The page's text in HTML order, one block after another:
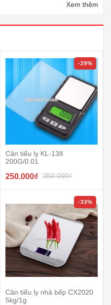
Xem thêm
-29%
Cân tiểu ly KL-138
200G/0.01
250.000₫ 350.000₫
-33%
Cân tiểu ly nhà bếp CX2020
5kg/1g